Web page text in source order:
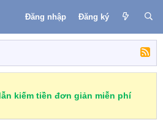
Đăng nhập Đăng ký
kiếm tiền đơn giản miễn phí